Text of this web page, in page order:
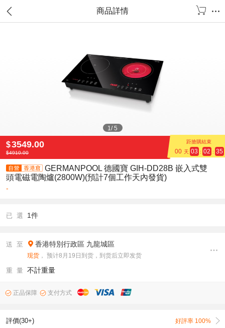
商品詳情
1/5
$3549.00 距搶購結束
00 天 03 : 02 : 35
$4910.00
GERMANPOOL 德國寶 GIH-DD28B 嵌入式雙
頭電磁電陶爐(2800W)(預計7個工作天內發貨)
-
已 選 1件
送 至 香港特別行政區 九龍城區
现货 ， 预计8月19日到货，到货后立即发货
重 量 不計重量
正品保障 支付方式
評價(30+) 好評率 100%